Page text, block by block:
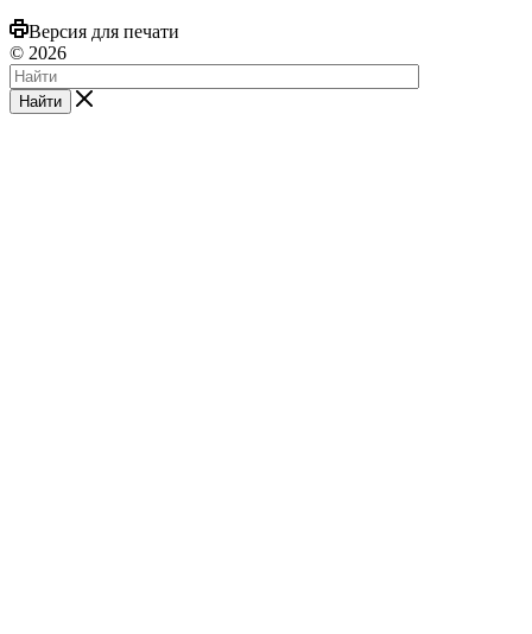
Версия для печати
© 2026
Найти